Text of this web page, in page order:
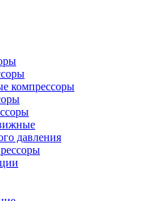
компрессоры
давления